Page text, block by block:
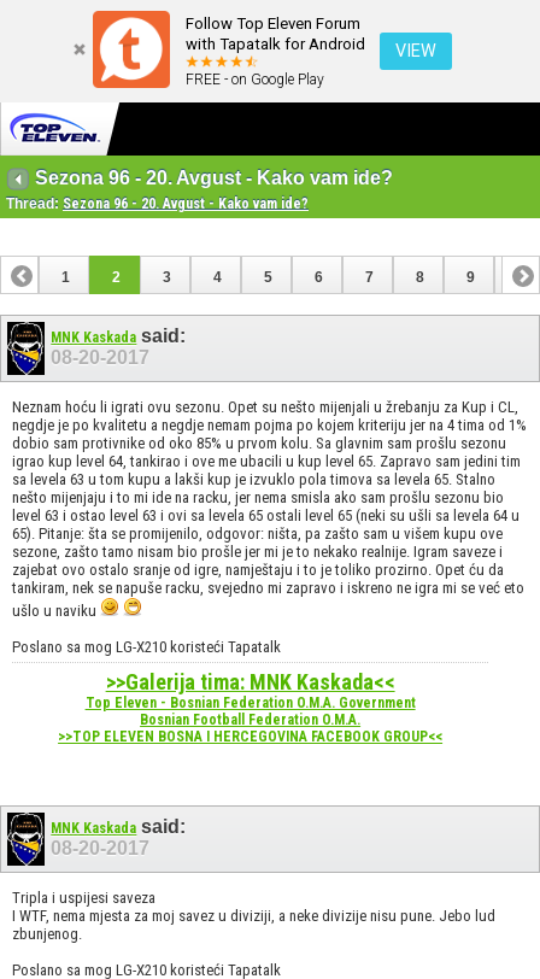
Follow Top Eleven Forum
with Tapatalk for Android
FREE - on Google Play
VIEW
Sezona 96 - 20. Avgust - Kako vam ide?
Thread: Sezona 96 - 20. Avgust - Kako vam ide?
1 2 3 4 5 6 7 8 9 10
13
MNK Kaskada said:
08-20-2017
Neznam hoću li igrati ovu sezonu. Opet su nešto mijenjali u žrebanju za Kup i CL,
negdje je po kvalitetu a negdje nemam pojma po kojem kriteriju jer na 4 tima od 1%
dobio sam protivnike od oko 85% u prvom kolu. Sa glavnim sam prošlu sezonu
igrao kup level 64, tankirao i ove me ubacili u kup level 65. Zapravo sam jedini tim
sa levela 63 u tom kupu a lakši kup je izvuklo pola timova sa levela 65. Stalno
nešto mijenjaju i to mi ide na racku, jer nema smisla ako sam prošlu sezonu bio
level 63 i ostao level 63 i ovi sa levela 65 ostali level 65 (neki su ušli sa levela 64 u
65). Pitanje: šta se promijenilo, odgovor: ništa, pa zašto sam u višem kupu ove
sezone, zašto tamo nisam bio prošle jer mi je to nekako realnije. Igram saveze i
zajebat ovo ostalo sranje od igre, namještaju i to je toliko prozirno. Opet ću da
tankiram, nek se napuše racku, svejedno mi zapravo i iskreno ne igra mi se već eto
ušlo u naviku
Poslano sa mog LG-X210 koristeći Tapatalk
>>Galerija tima: MNK Kaskada<<
Top Eleven - Bosnian Federation O.M.A. Government
Bosnian Football Federation O.M.A.
>>TOP ELEVEN BOSNA I HERCEGOVINA FACEBOOK GROUP<<
MNK Kaskada said:
08-20-2017
Tripla i uspijesi saveza
I WTF, nema mjesta za moj savez u diviziji, a neke divizije nisu pune. Jebo lud
zbunjenog.
Poslano sa mog LG-X210 koristeći Tapatalk